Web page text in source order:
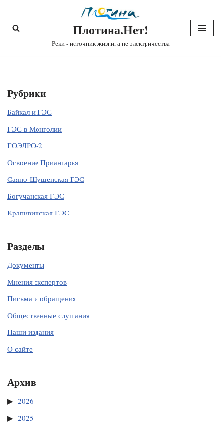
Перейти
Плотина.Нет!
Реки - источник жизни, а не электричества
Рубрики
Байкал и ГЭС
ГЭС в Монголии
ГОЭЛРО-2
Освоение Приангарья
Саяно-Шушенская ГЭС
Богучанская ГЭС
Крапивинская ГЭС
Разделы
Документы
Мнения экспертов
Письма и обращения
Общественные слушания
Наши издания
О сайте
Архив
2026
2025